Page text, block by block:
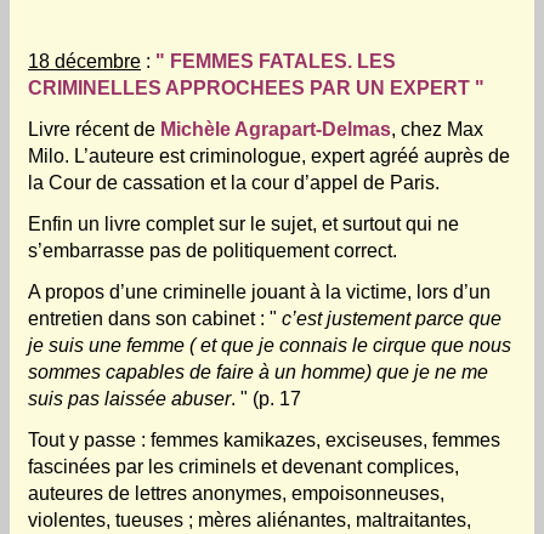
18 décembre : " FEMMES FATALES. LES
CRIMINELLES APPROCHEES PAR UN EXPERT "
Livre récent de Michèle Agrapart-Delmas, chez Max
Milo. L’auteure est criminologue, expert agréé auprès de
la Cour de cassation et la cour d’appel de Paris.
Enfin un livre complet sur le sujet, et surtout qui ne
s’embarrasse pas de politiquement correct.
A propos d’une criminelle jouant à la victime, lors d’un
entretien dans son cabinet : " c’est justement parce que
je suis une femme ( et que je connais le cirque que nous
sommes capables de faire à un homme) que je ne me
suis pas laissée abuser. " (p. 17
Tout y passe : femmes kamikazes, exciseuses, femmes
fascinées par les criminels et devenant complices,
auteures de lettres anonymes, empoisonneuses,
violentes, tueuses ; mères aliénantes, maltraitantes,